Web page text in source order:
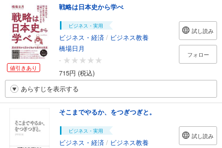
値引きあり
戦略は日本史から学べ
ビジネス・実用
ビジネス・経済 / ビジネス教養
橋場日月
-
715円 (税込)
試し読み
フォロー
あらすじを表示する
そこまでやるか、をつぎつぎと。
ビジネス・実用
ビジネス・経済 / ビジネス教養
試し読み